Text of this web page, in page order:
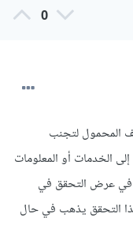
0
المحمول لتجنب
الخدمات أو المعلومات
في عرض التحقق في
التحقق يذهب في حال